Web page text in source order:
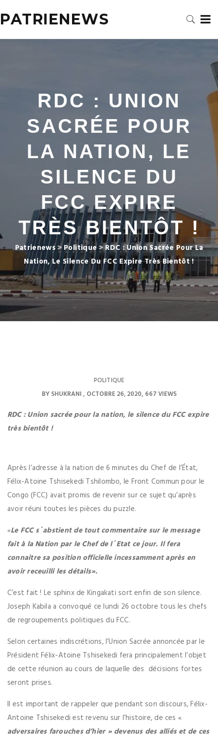
PATRIENEWS
RDC : UNION
SACRÉE POUR
LA NATION, LE
SILENCE DU
FCC EXPIRE
TRÈS BIENTÔT !
Patrienews>Politique>RDC : Union Sacrée Pour La
Nation, Le Silence Du FCC Expire Très Bientôt !
POLITIQUE
BYSHUKRANI OCTOBRE 26, 2020 667 VIEWS
RDC : Union sacrée pour la nation, le silence du FCC expire
très bientôt !
Après l’adresse à la nation de 6 minutes du Chef de l’État,
Félix-Atoine Tshisekedi Tshilombo, le Front Commun pour le
Congo (FCC) avait promis de revenir sur ce sujet qu’après
avoir réuni toutes les pièces du puzzle.
«Le FCC s´abstient de tout commentaire sur le message
fait à la Nation par le Chef de l´Etat ce jour. Il fera
connaitre sa position officielle incessamment après en
avoir receuilli les détails».
C’est fait ! Le sphinx de Kingakati sort enfin de son silence.
Joseph Kabila a convoqué ce lundi 26 octobre tous les chefs
de regroupements politiques du FCC.
Selon certaines indiscrétions, l’Union Sacrée annoncée par le
Président Félix-Atoine Tshisekedi fera principalement l’objet
de cette réunion au cours de laquelle des décisions fortes
seront prises.
Il est important de rappeler que pendant son discours, Félix-
Antoine Tshisekedi est revenu sur l’histoire, de ces «
adversaires farouches d’hier » devenus des alliés et de ces